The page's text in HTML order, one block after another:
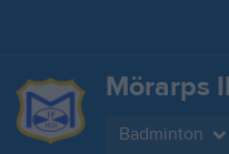
Mörarps
Badminton